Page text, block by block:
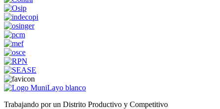
Trabajando por un Distrito Productivo y Competitivo